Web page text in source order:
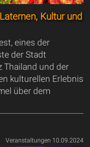
Kultur und
eines der
der Stadt
Thailand und der
kulturellen Erlebnis
über dem
Veranstaltungen 10.09.2024